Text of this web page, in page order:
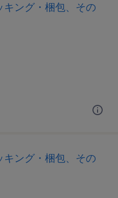
キング・梱包、その
キング・梱包、その